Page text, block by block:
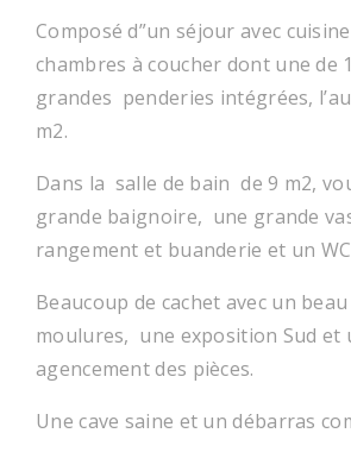
Composé d”un séjour avec
chambres à coucher dont une de
grandes penderies intégrées,
m2.
Dans la salle de bain de 9 m2,
grande baignoire, une grande
rangement et buanderie et un
Beaucoup de cachet avec un
moulures, une exposition Sud et
agencement des pièces.
Une cave saine et un débarras